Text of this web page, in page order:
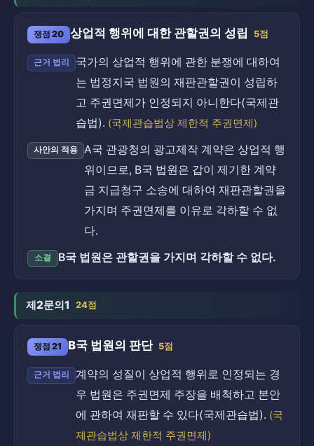
쟁점 20 상업적 행위에 대한 관할권의 성립 5점
근거 법리
국가의 상업적 행위에 관한 분쟁에 대하여
는 법정지국 법원의 재판관할권이 성립하
고 주권면제가 인정되지 아니한다(국제관
습법). (국제관습법상 제한적 주권면제)
사안의 적용
A국 관광청의 광고제작 계약은 상업적 행
위이므로, B국 법원은 갑이 제기한 계약
금 지급청구 소송에 대하여 재판관할권을
가지며 주권면제를 이유로 각하할 수 없
다.
소결 B국 법원은 관할권을 가지며 각하할 수 없다.
제2문의1 24점
쟁점 21 B국 법원의 판단 5점
근거 법리
계약의 성질이 상업적 행위로 인정되는 경
우 법원은 주권면제 주장을 배척하고 본안
에 관하여 재판할 수 있다(국제관습법). (국
제관습법상 제한적 주권면제)